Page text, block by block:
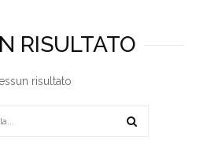
RISULTATO
risultato